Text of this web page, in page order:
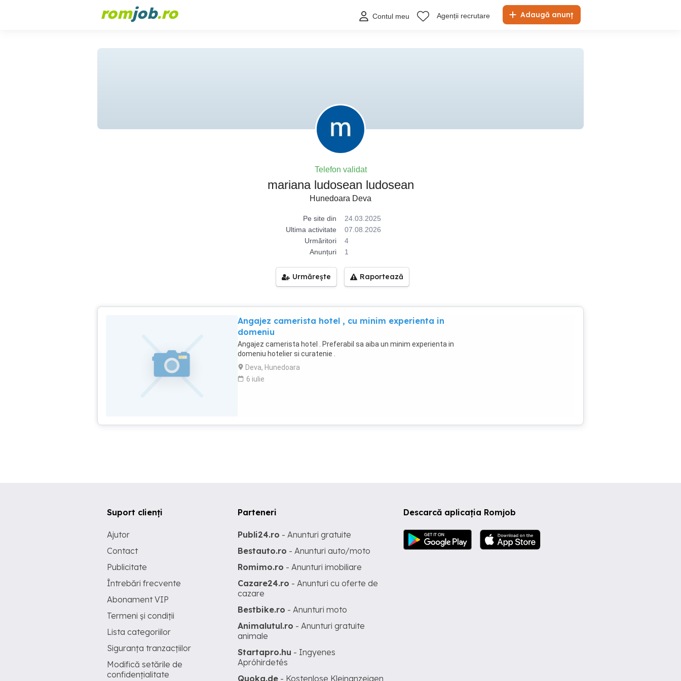
romjob.ro Adaugă anunț
Contul meu Agenții recrutare
Telefon validat
mariana ludosean ludosean
Hunedoara Deva
Pe site din
24.03.2025
Ultima activitate
07.08.2026
Urmăritori
4
Anunțuri
1
Urmărește Raportează
Angajez camerista hotel , cu minim experienta in
domeniu
Angajez camerista hotel . Preferabil sa aiba un minim experienta in
domeniu hotelier si curatenie .
Deva, Hunedoara
6 iulie
Descarcă aplicația Romjob
Suport clienți
Ajutor
Contact
Publicitate
Întrebări frecvente
Abonament VIP
Termeni și condiții
Lista categoriilor
Siguranța tranzacțiilor
Modifică setările de
confidențialitate
Parteneri
Publi24.ro - Anunturi gratuite
Bestauto.ro - Anunturi auto/moto
Romimo.ro - Anunturi imobiliare
Cazare24.ro - Anunturi cu oferte de
cazare
Bestbike.ro - Anunturi moto
Animalutul.ro - Anunturi gratuite
animale
Startapro.hu - Ingyenes
Apróhirdetés
Quoka.de - Kostenlose Kleinanzeigen